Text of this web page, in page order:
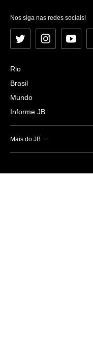
Nos siga nas redes sociais!
Twitter Instagram
Rio
Brasil
Mundo
Informe JB
Mais do JB
Esportes